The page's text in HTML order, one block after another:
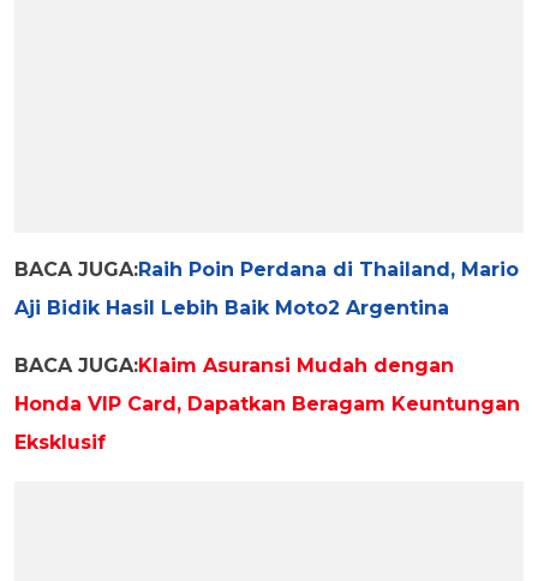
BACA JUGA:Raih Poin Perdana di Thailand, Mario
Aji Bidik Hasil Lebih Baik Moto2 Argentina
BACA JUGA:Klaim Asuransi Mudah dengan
Honda VIP Card, Dapatkan Beragam Keuntungan
Eksklusif